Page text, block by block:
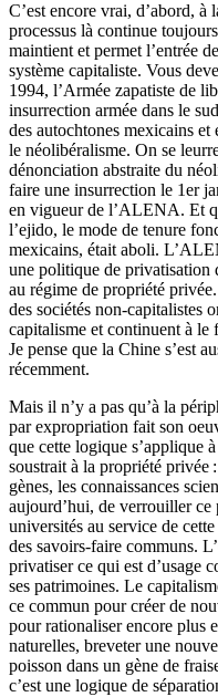
C’est encore vrai, d’abord,
processus là continue
maintient et permet l’entrée
système capitaliste. Vous
1994, l’Armée zapatiste de
insurrection armée dans le
des autochtones mexicains
le néolibéralisme. On se
dénonciation abstraite du
faire une insurrection le 1er
en vigueur de l’ALENA. Et
l’ejido, le mode de tenure
mexicains, était aboli.
une politique de privatisation
au régime de propriété
des sociétés non-capitalistes
capitalisme et continuent à le
Je pense que la Chine s’est
récemment.
Mais il n’y a pas qu’à la
par expropriation fait son
que cette logique s’applique
soustrait à la propriété privée
gènes, les connaissances
aujourd’hui, de verrouiller ce
universités au service de
des savoirs-faire communs.
privatiser ce qui est d’usage
ses patrimoines. Le
ce commun pour créer de
pour rationaliser encore plus
naturelles, breveter une
poisson dans un gène de
c’est une logique de